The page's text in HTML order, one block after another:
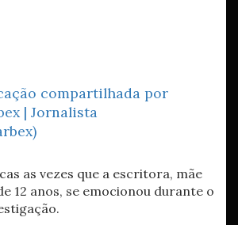
compartilhada por
| Jornalista
as vezes que a escritora, mãe
12 anos, se emocionou durante o